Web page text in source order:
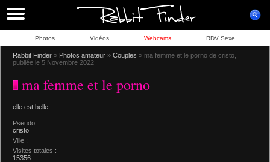
Photos Vidéos Webcams RDV Sexe
Rabbit Finder » Photos amateur » Couples » ma femme et le porno de cristo,
publiée le 5 Novembre 2022
ma femme et le porno
elle est belle
Pseudo :
cristo
Ville :
Visites totales :
15356